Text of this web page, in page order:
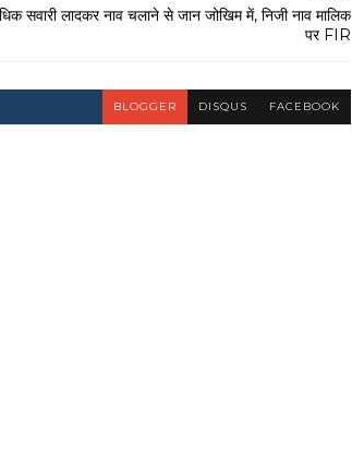
सवारी लादकर नाव चलाने से जान जोखिम में, निजी नाव मालिक
पर FIR
BLOGGER DISQUS FACEBOOK